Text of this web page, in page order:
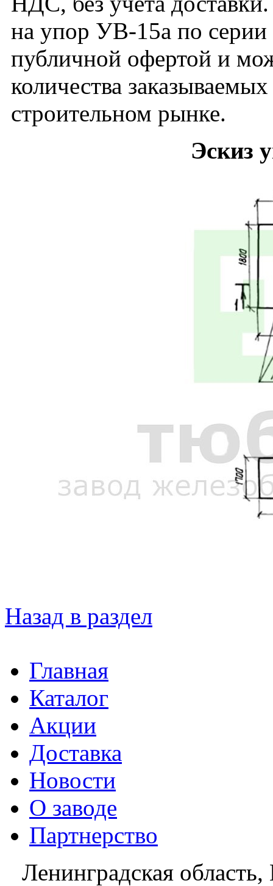
на упор УВ-15а по серии
публичной офертой и
количества
строительном рынке.
Эскиз
Назад в раздел
Главная
Каталог
Акции
Доставка
Новости
О заводе
Партнерство
Ленинградская